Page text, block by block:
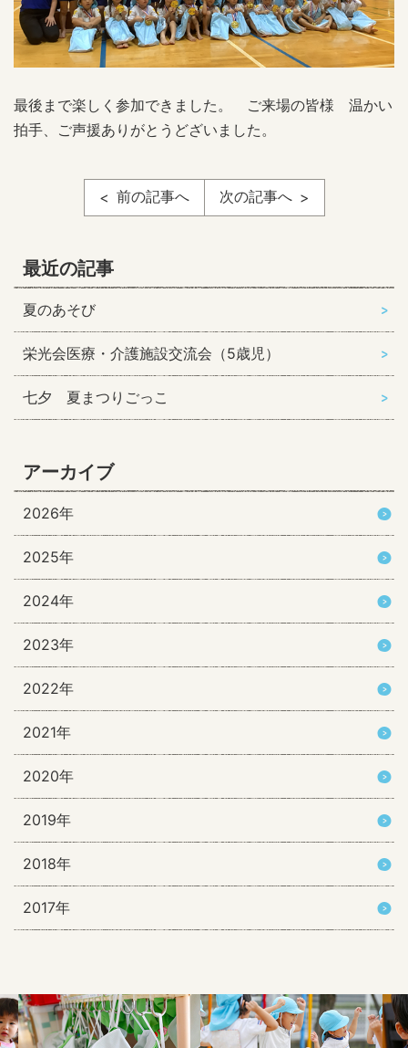
最後まで楽しく参加できました。 ご来場の皆様 温かい
拍手、ご声援ありがとうどざいました。
前の記事へ 次の記事へ
最近の記事
夏のあそび
栄光会医療・介護施設交流会（5歳児）
七夕 夏まつりごっこ
アーカイブ
2026年
2025年
2024年
2023年
2022年
2021年
2020年
2019年
2018年
2017年